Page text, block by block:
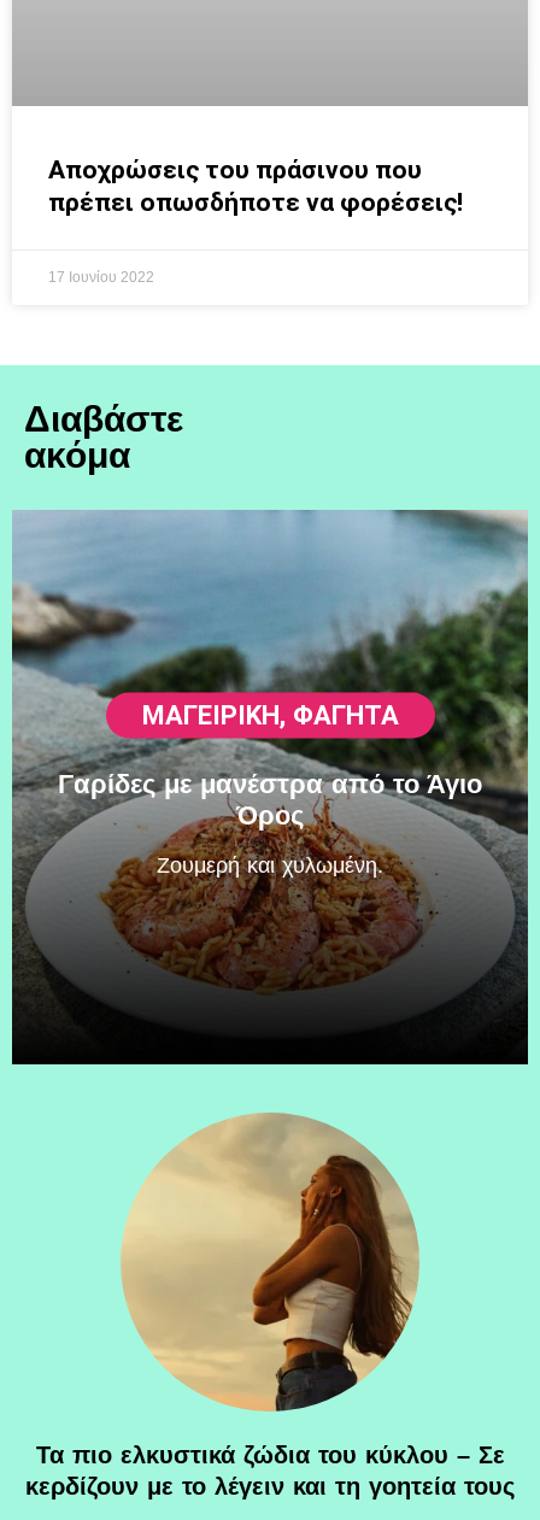
Αποχρώσεις του πράσινου που
πρέπει οπωσδήποτε να φορέσεις!
17 Ιουνίου 2022
Διαβάστε
ακόμα
ΜΑΓΕΙΡΙΚΗ, ΦΑΓΗΤΆ
Γαρίδες με μανέστρα από το Άγιο
Όρος
Zουμερή και χυλωμένη.
Τα πιο ελκυστικά ζώδια του κύκλου – Σε
κερδίζουν με το λέγειν και τη γοητεία τους